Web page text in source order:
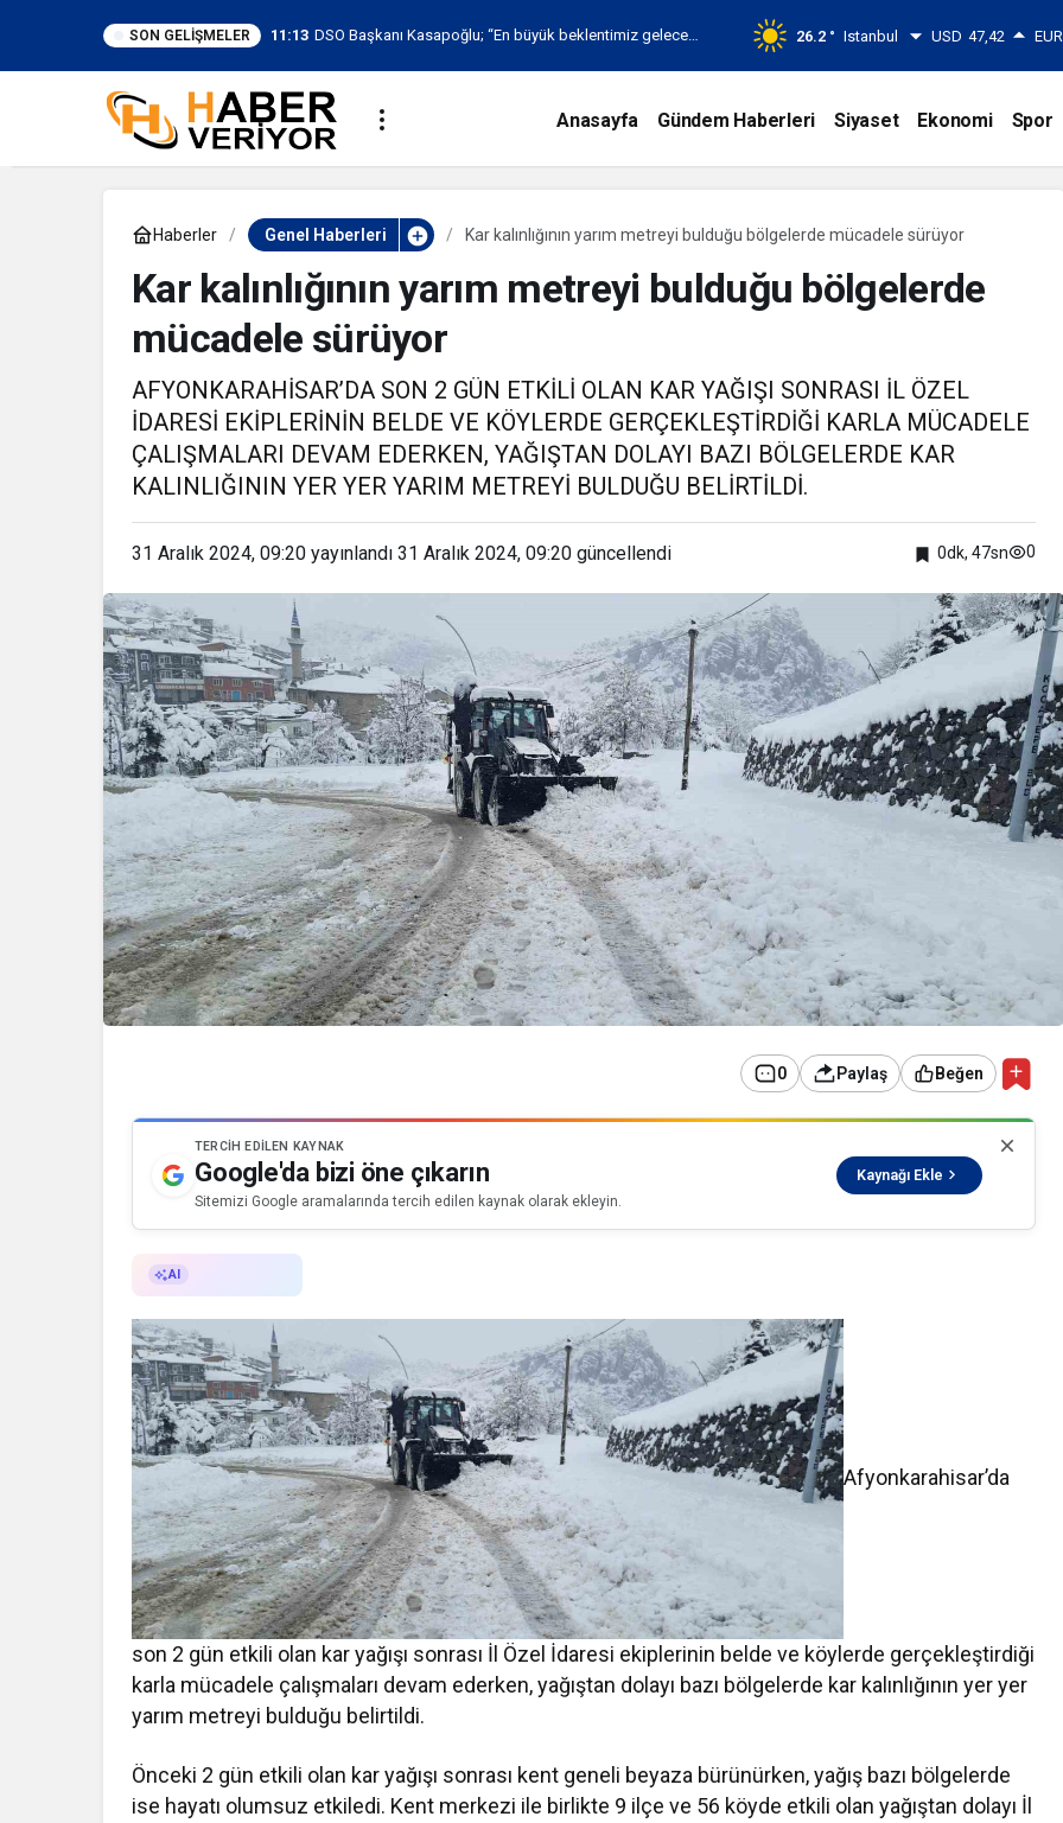
SON GELIŞMELER 11:13 DSO Başkanı Kasapoğlu; “En büyük beklentimiz geleceği
ortamıdır”
26.2 ° Istanbul USD 47,42
Anasayfa Gündem Haberleri Siyaset Ekonomi Spor
Haberler Genel Haberleri Kar kalınlığının yarım metreyi bulduğu bölgelerde mücadele sürüyor
Kar kalınlığının yarım metreyi bulduğu bölgelerde
mücadele sürüyor
AFYONKARAHİSAR’DA SON 2 GÜN ETKİLİ OLAN KAR YAĞIŞI SONRASI İL ÖZEL
İDARESİ EKİPLERİNİN BELDE VE KÖYLERDE GERÇEKLEŞTİRDİĞİ KARLA MÜCADELE
ÇALIŞMALARI DEVAM EDERKEN, YAĞIŞTAN DOLAYI BAZI BÖLGELERDE KAR
KALINLIĞININ YER YER YARIM METREYİ BULDUĞU BELİRTİLDİ.
31 Aralık 2024, 09:20 yayınlandı 31 Aralık 2024, 09:20 güncellendi 0dk, 47sn 0
0 Paylaş Beğen
TERCIH EDILEN KAYNAK
Google'da bizi öne çıkarın
Sitemizi Google aramalarında tercih edilen kaynak olarak ekleyin.
Kaynağı Ekle
AI
Afyonkarahisar’da
son 2 gün etkili olan kar yağışı sonrası İl Özel İdaresi ekiplerinin belde ve köylerde gerçekleştirdiği
karla mücadele çalışmaları devam ederken, yağıştan dolayı bazı bölgelerde kar kalınlığının yer yer
yarım metreyi bulduğu belirtildi.
Önceki 2 gün etkili olan kar yağışı sonrası kent geneli beyaza bürünürken, yağış bazı bölgelerde
ise hayatı olumsuz etkiledi. Kent merkezi ile birlikte 9 ilçe ve 56 köyde etkili olan yağıştan dolayı İl